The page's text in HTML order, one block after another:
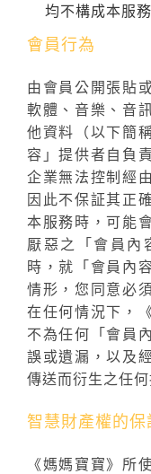
均不構成本服
會員行為
由會員公開張貼
軟體、音樂、音
他資料（以下簡
容」提供者自負
企業無法控制經
因此不保証其正
本服務時，可能
厭惡之「會員內
時，就「會員內
情形，您同意必
在任何情況下，
不為任何「會員
誤或遺漏，以及
傳送而衍生之任何
智慧財產權的保
《媽媽寶寶》所